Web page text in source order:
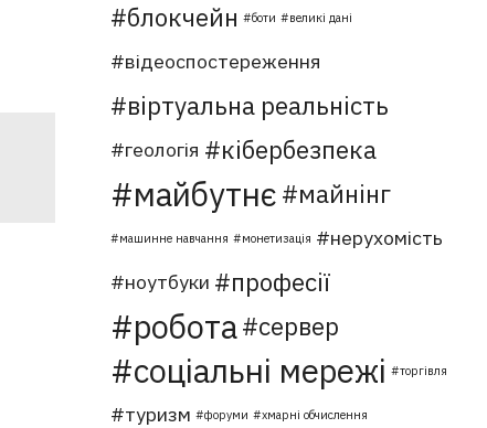
блокчейн
боти великі дані
відеоспостереження
віртуальна реальність
геологія кібербезпека
майбутнє майнінг
машинне навчання монетизація
нерухомість
ноутбуки
професії
робота сервер
соціальні мережі торгівля
туризм форуми хмарні обчислення